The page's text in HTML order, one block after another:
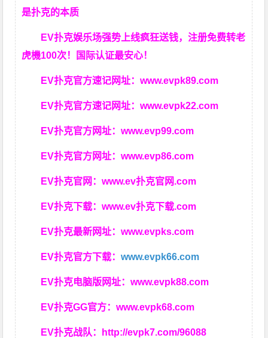
是扑克的本质
EV扑克娱乐场强势上线疯狂送钱，注册免费转老
虎機100次！国际认证最安心！
EV扑克官方速记网址：www.evpk89.com
EV扑克官方速记网址：www.evpk22.com
EV扑克官方网址：www.evp99.com
EV扑克官方网址：www.evp86.com
EV扑克官网：www.ev扑克官网.com
EV扑克下载：www.ev扑克下载.com
EV扑克最新网址：www.evpks.com
EV扑克官方下载：www.evpk66.com
EV扑克电脑版网址：www.evpk88.com
EV扑克GG官方：www.evpk68.com
EV扑克战队： http://evpk7.com/96088